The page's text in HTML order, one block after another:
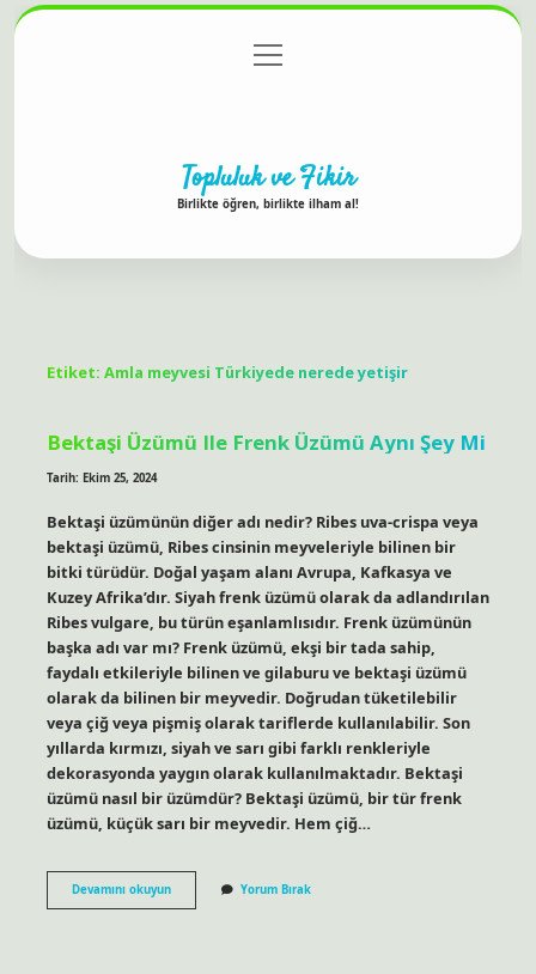
Gizlilik Politikası
menüyü
aç
Topluluk ve Fikir
Birlikte öğren, birlikte ilham al!
Etiket: Amla meyvesi Türkiyede nerede yetişir
Bektaşi Üzümü Ile Frenk Üzümü Aynı Şey Mi
Tarih: Ekim 25, 2024
Bektaşi üzümünün diğer adı nedir? Ribes uva-crispa veya
bektaşi üzümü, Ribes cinsinin meyveleriyle bilinen bir
bitki türüdür. Doğal yaşam alanı Avrupa, Kafkasya ve
Kuzey Afrika’dır. Siyah frenk üzümü olarak da adlandırılan
Ribes vulgare, bu türün eşanlamlısıdır. Frenk üzümünün
başka adı var mı? Frenk üzümü, ekşi bir tada sahip,
faydalı etkileriyle bilinen ve gilaburu ve bektaşi üzümü
olarak da bilinen bir meyvedir. Doğrudan tüketilebilir
veya çiğ veya pişmiş olarak tariflerde kullanılabilir. Son
yıllarda kırmızı, siyah ve sarı gibi farklı renkleriyle
dekorasyonda yaygın olarak kullanılmaktadır. Bektaşi
üzümü nasıl bir üzümdür? Bektaşi üzümü, bir tür frenk
üzümü, küçük sarı bir meyvedir. Hem çiğ…
Devamını okuyunBektaşi
Üzümü
Yorum Bırak